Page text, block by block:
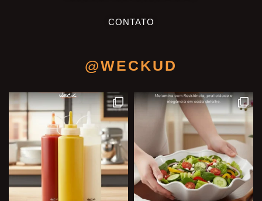
CONTATO
@WECKUD